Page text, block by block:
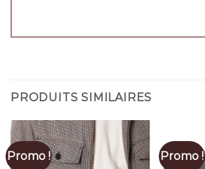
PRODUITS SIMILAIRES
Promo ! Promo !